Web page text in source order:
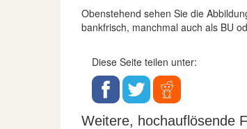
Obenstehend sehen Sie die
bankfrisch, manchmal auch als BU
Diese Seite teilen unter:
Weitere, hochauflösende